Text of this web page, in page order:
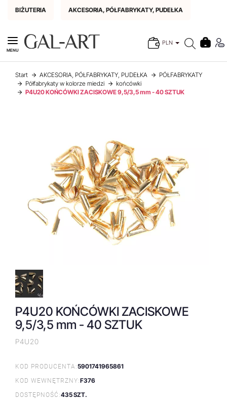
BIŻUTERIA AKCESORIA, PÓŁFABRYKATY, PUDEŁKA
PLN
MENU
Start AKCESORIA, PÓŁFABRYKATY, PUDEŁKA
PÓŁFABRYKATY
Półfabrykaty w kolorze miedzi
końcówki
P4U20 KOŃCÓWKI ZACISKOWE 9,5/3,5 mm - 40 SZTUK
P4U20 KOŃCÓWKI ZACISKOWE
9,5/3,5 mm - 40 SZTUK
P4U20
KOD PRODUCENTA:5901741965861
KOD WEWNĘTRZNY:F376
DOSTĘPNOŚĆ:435 SZT.